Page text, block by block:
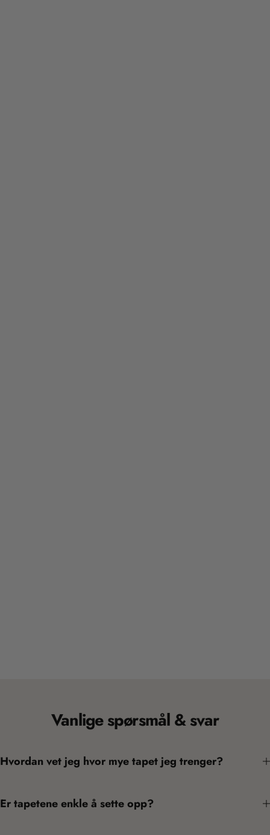
Vanlige spørsmål & svar
Hvordan vet jeg hvor mye tapet jeg trenger?
Er tapetene enkle å sette opp?